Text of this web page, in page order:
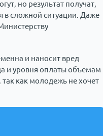
но результат получат,
в сложной ситуации. Даже
и наносит вред
и уровня оплаты объемам
как молодежь не хочет